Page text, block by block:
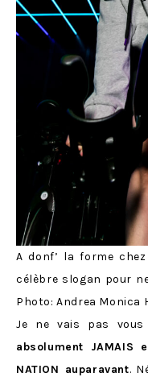
A donf’ la forme
célèbre slogan pour
Photo: Andrea Monica
Je ne vais pas
absolument JAMAIS
NATION auparavant.